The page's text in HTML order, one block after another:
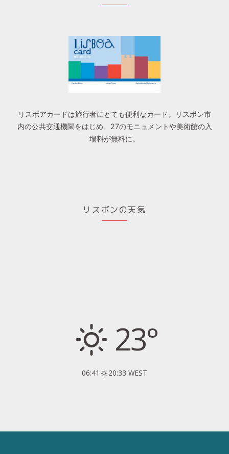
リスボアカードは旅行者にとても便利なカード。リスボン市
内の公共交通機関をはじめ、27のモニュメントや美術館の入
場料が無料に。
リスボンの天気
23°
06:41 20:33 WEST